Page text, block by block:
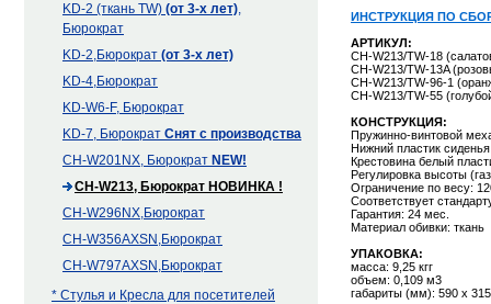
KD-2 (ткань TW) (от 3-х лет),
Бюрократ
KD-2,Бюрократ (от 3-х лет)
KD-4,Бюрократ
KD-W6-F, Бюрократ
KD-7, Бюрократ Снят с производства
CH-W201NX, Бюрократ NEW!
CH-W213, Бюрократ НОВИНКА !
CH-W296NX,Бюрократ
CH-W356AXSN,Бюрократ
CH-W797AXSN,Бюрократ
* Стулья и Кресла для посетителей
ИНСТРУКЦИЯ ПО
АРТИКУЛ:
CH-W213/TW-18
CH-W213/TW-13A
CH-W213/TW-96-1
CH-W213/TW-55
КОНСТРУКЦИЯ:
Пружинно-винтовой
Нижний пластик сиденья
Крестовина белый
Регулировка высоты
Ограничение по весу:
Соответствует
Гарантия: 24 мес.
Материал обивки: ткань
УПАКОВКА:
масса: 9,25 кгг
объем: 0,109 м3
габариты (мм): 590 x